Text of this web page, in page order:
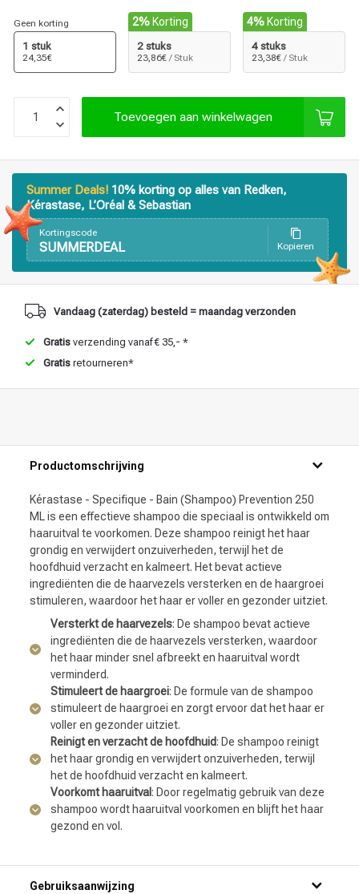
Haarstyling
Geen korting
1 stuk
24,35€
2% Korting
2 stuks
23,86€ / Stuk
4% Korting
4 stuks
23,38€ / Stuk
Toevoegen aan winkelwagen
Summer Deals! 10% korting op alles van Redken,
Kérastase, L’Oréal & Sebastian
Kortingscode
SUMMERDEAL Kopieren
Vandaag (zaterdag) besteld = maandag verzonden
Gratis verzending vanaf € 35,- *
Gratis retourneren*
Productomschrijving
Kérastase - Specifique - Bain (Shampoo) Prevention 250
ML is een effectieve shampoo die speciaal is ontwikkeld om
haaruitval te voorkomen. Deze shampoo reinigt het haar
grondig en verwijdert onzuiverheden, terwijl het de
hoofdhuid verzacht en kalmeert. Het bevat actieve
ingrediënten die de haarvezels versterken en de haargroei
stimuleren, waardoor het haar er voller en gezonder uitziet.
Versterkt de haarvezels: De shampoo bevat actieve
ingrediënten die de haarvezels versterken, waardoor
het haar minder snel afbreekt en haaruitval wordt
verminderd.
Stimuleert de haargroei: De formule van de shampoo
stimuleert de haargroei en zorgt ervoor dat het haar er
voller en gezonder uitziet.
Reinigt en verzacht de hoofdhuid: De shampoo reinigt
het haar grondig en verwijdert onzuiverheden, terwijl
het de hoofdhuid verzacht en kalmeert.
Voorkomt haaruitval : Door regelmatig gebruik van deze
shampoo wordt haaruitval voorkomen en blijft het haar
gezond en vol.
Gebruiksaanwijzing